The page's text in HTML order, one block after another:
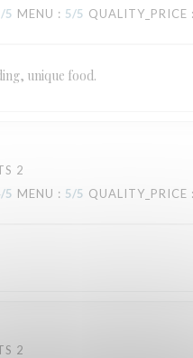
/5 MENU : 5/5 QUALITY_PRICE
unique food.
2
/5 MENU : 5/5 QUALITY_PRICE
2